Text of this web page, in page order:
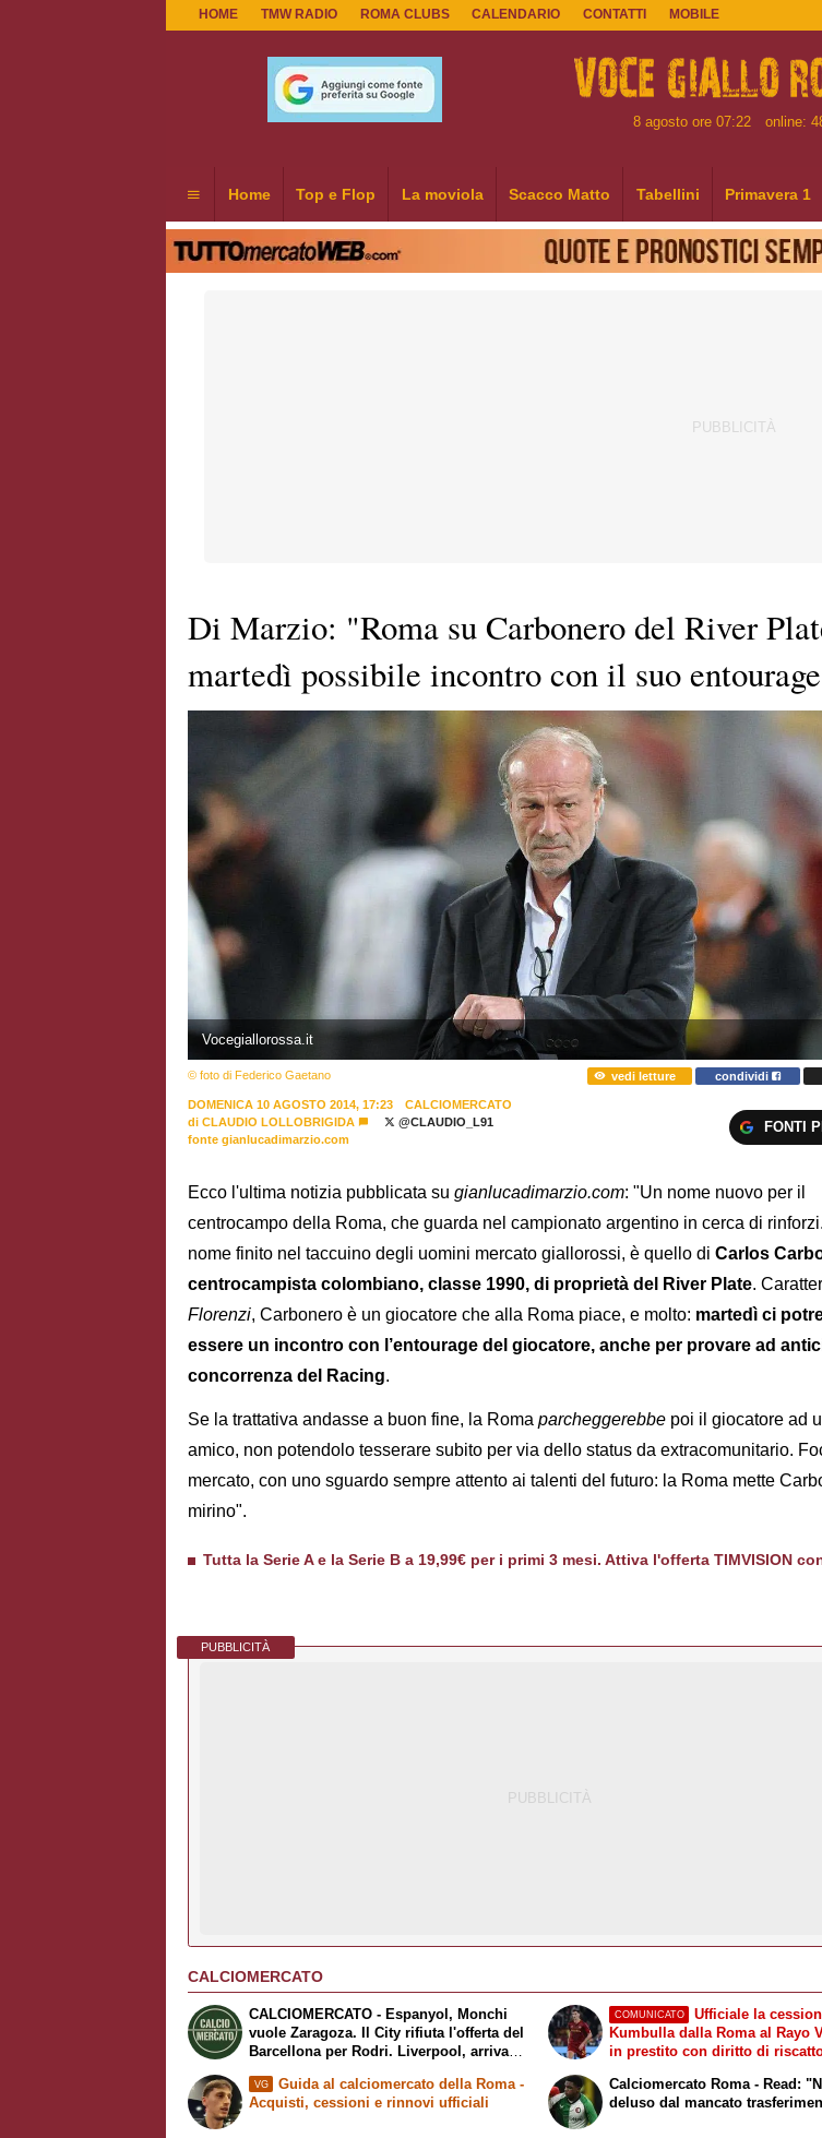
HOME TMW RADIO ROMA CLUBS CALENDARIO CONTATTI MOBILE
8 agosto ore 07:22 online:
Home Top e Flop La moviola Scacco Matto Tabellini Primavera 1
Di Marzio: "Roma su Carbonero del River
martedì possibile incontro con il suo
Vocegiallorossa.it
© foto di Federico Gaetano vedi letture condividi
DOMENICA 10 AGOSTO 2014, 17:23
CALCIOMERCATO
di CLAUDIO LOLLOBRIGIDA
@CLAUDIO_L91
fonte gianlucadimarzio.com
FONTI
Ecco l'ultima notizia pubblicata su gianlucadimarzio.com: "Un nome nuovo per il
centrocampo della Roma, che guarda nel campionato argentino in cerca di
nome finito nel taccuino degli uomini mercato giallorossi, è quello di Carlos
centrocampista colombiano, classe 1990, di proprietà del River Plate.
Florenzi, Carbonero è un giocatore che alla Roma piace, e molto: martedì ci
essere un incontro con l’entourage del giocatore, anche per provare ad
concorrenza del Racing.
Se la trattativa andasse a buon fine, la Roma parcheggerebbe poi il giocatore ad
amico, non potendolo tesserare subito per via dello status da extracomunitario.
mercato, con uno sguardo sempre attento ai talenti del futuro: la Roma mette
mirino".
Tutta la Serie A e la Serie B a 19,99€ per i primi 3 mesi. Attiva l'offerta TIMVISION
PUBBLICITÀ
CALCIOMERCATO
CALCIOMERCATO - Espanyol, Monchi
vuole Zaragoza. Il City rifiuta l'offerta del
Barcellona per Rodri. Liverpool, arriva
VG Guida al calciomercato della Roma-
Acquisti, cessioni e rinnovi ufficiali
COMUNICATO
Ufficiale la
Kumbulla dalla Roma al Rayo
in prestito con diritto di
Calciomercato Roma - Read:
deluso dal mancato